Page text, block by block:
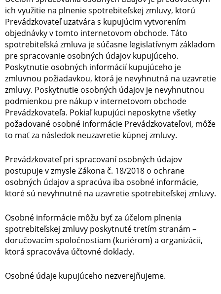
ich využitie na plnenie spotrebiteľskej zmluvy, ktorú
Prevádzkovateľ uzatvára s kupujúcim vytvorením
objednávky v tomto internetovom obchode. Táto
spotrebiteľská zmluva je súčasne legislatívnym základom
pre spracovanie osobných údajov kupujúceho.
Poskytnutie osobných informácií kupujúceho je
zmluvnou požiadavkou, ktorá je nevyhnutná na uzavretie
zmluvy. Poskytnutie osobných údajov je nevyhnutnou
podmienkou pre nákup v internetovom obchode
Prevádzkovateľa. Pokiaľ kupujúci neposkytne všetky
požadované osobné informácie Prevádzkovateľovi, môže
to mať za následok neuzavretie kúpnej zmluvy.
Prevádzkovateľ pri spracovaní osobných údajov
postupuje v zmysle Zákona č. 18/2018 o ochrane
osobných údajov a spracúva iba osobné informácie,
ktoré sú nevyhnutné na uzavretie spotrebiteľskej zmluvy.
Osobné informácie môžu byť za účelom plnenia
spotrebiteľskej zmluvy poskytnuté tretím stranám –
doručovacím spoločnostiam (kuriérom) a organizácii,
ktorá spracováva účtovné doklady.
Osobné údaje kupujúceho nezverejňujeme.